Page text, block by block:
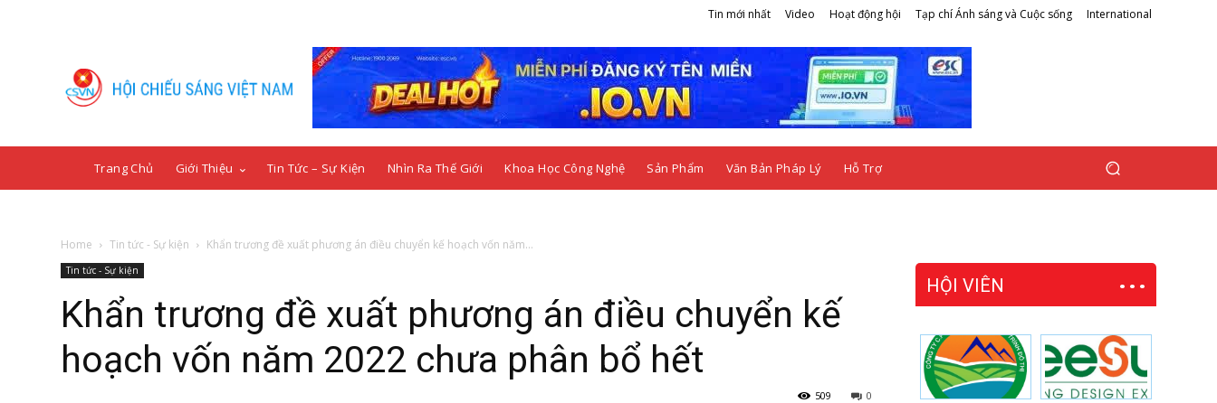
Tin mới nhất Video Hoạt động hội Tạp chí Ánh sáng và Cuộc sống International
Trang Chủ Giới Thiệu Tin Tức – Sự Kiện Nhìn Ra Thế Giới Khoa Học Công Nghệ Sản Phẩm Văn Bản Pháp Lý Hỗ Trợ
Home Tin tức - Sự kiện Khẩn trương đề xuất phương án điều chuyển kế hoạch vốn năm...
Tin tức - Sự kiện
Khẩn trương đề xuất phương án điều chuyển kế
hoạch vốn năm 2022 chưa phân bổ hết
0
509
HỘI VIÊN